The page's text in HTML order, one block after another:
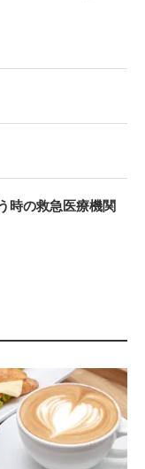
の救急医療機関